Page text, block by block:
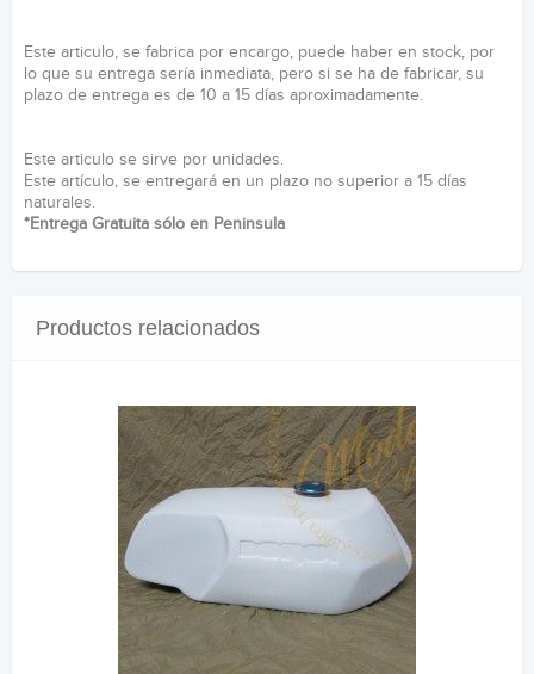
Este articulo, se fabrica por encargo, puede haber en stock, por
lo que su entrega sería inmediata, pero si se ha de fabricar, su
plazo de entrega es de 10 a 15 días aproximadamente.
Este articulo se sirve por unidades.
Este artículo, se entregará en un plazo no superior a 15 días
naturales.
*Entrega Gratuita sólo en Peninsula
Productos relacionados